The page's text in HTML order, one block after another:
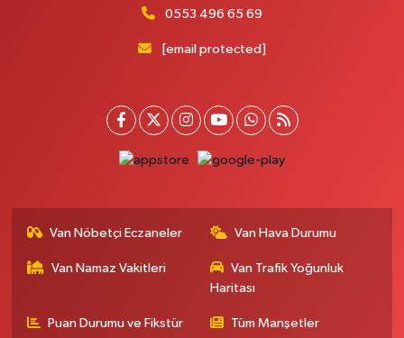
0553 496 65 69
[email protected]
Van Nöbetçi Eczaneler Van Hava Durumu
Van Namaz Vakitleri
Van Trafik Yoğunluk
Haritası
Puan Durumu ve Fikstür Tüm Manşetler